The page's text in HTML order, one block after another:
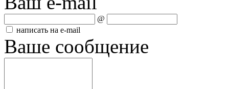
@
написать на e-mail
Ваше сообщение